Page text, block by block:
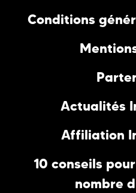
Conditions
Actualités
Affiliation
10 conseils
nombre